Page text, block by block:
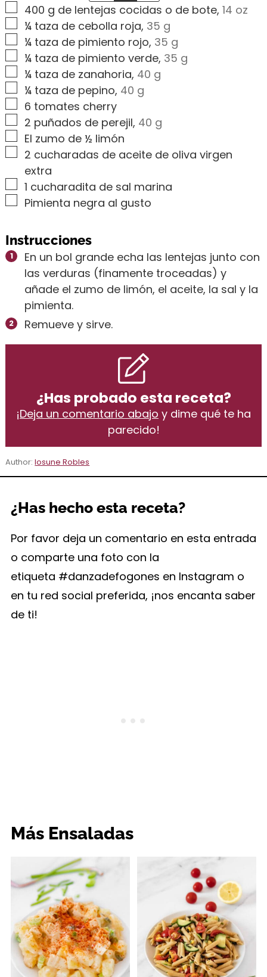
▢
400 g de lentejas cocidas o de bote,14 oz
▢
¼ taza de cebolla roja, 35 g
▢
¼ taza de pimiento rojo, 35 g
▢
¼ taza de pimiento verde, 35 g
▢
¼ taza de zanahoria, 40 g
▢
¼ taza de pepino, 40 g
▢
6 tomates cherry
▢
2 puñados de perejil, 40 g
▢
El zumo de ½ limón
▢
2 cucharadas de aceite de oliva virgen
extra
▢1 cucharadita de sal marina
▢
Pimienta negra al gusto
Instrucciones
En un bol grande echa las lentejas junto con
las verduras (finamente troceadas) y
añade el zumo de limón, el aceite, la sal y la
pimienta.
Remueve y sirve.
¿Has probado esta receta?
¡Deja un comentario abajo y dime qué te ha
parecido!
Author:Iosune Robles
¿Has hecho esta receta?
Por favor deja un comentario en esta entrada
o comparte una foto con la
etiqueta #danzadefogones en Instagram o
en tu red social preferida, ¡nos encanta saber
de ti!
Más Ensaladas